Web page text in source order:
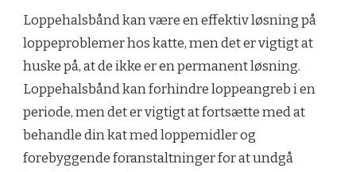
Loppehalsbånd kan være en effektiv løsning på
loppeproblemer hos katte, men det er vigtigt at
huske på, at de ikke er en permanent løsning.
Loppehalsbånd kan forhindre loppeangreb i en
periode, men det er vigtigt at fortsætte med at
behandle din kat med loppemidler og
forebyggende foranstaltninger for at undgå